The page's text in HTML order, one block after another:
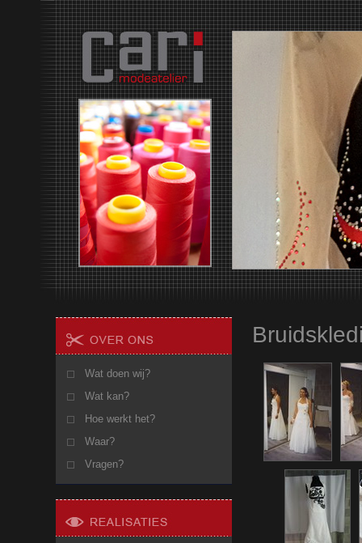
Wat doen wij?
Wat kan?
Hoe werkt het?
Waar?
Vragen?